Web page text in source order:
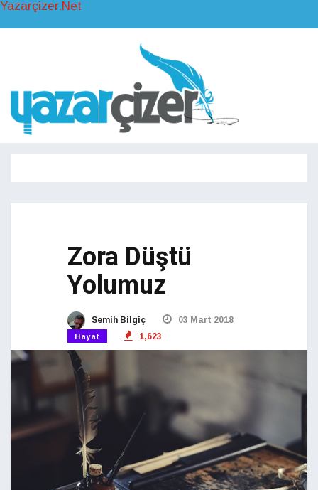
Yazarçizer.Net
Zora Düştü
Yolumuz
Semih Bilgiç 03 Mart 2018
Hayat 1,623